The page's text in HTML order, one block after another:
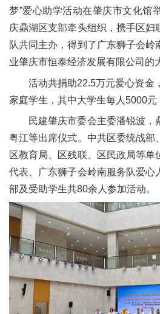
梦”爱心助学活动在肇庆市文化馆
庆鼎湖区支部牵头组织，携手区妇
队共同主办，得到了广东狮子会岭
业肇庆市恒泰经济发展有限公司的
活动共捐助22.5万元爱心资金
家庭学生，其中大学生每人5000元
民建肇庆市委会主委潘锐波，
粤江等出席仪式。中共区委统战部
区教育局、区残联、区民政局等单
代表、广东狮子会岭南服务队爱心
部及受助学生共80余人参加活动。